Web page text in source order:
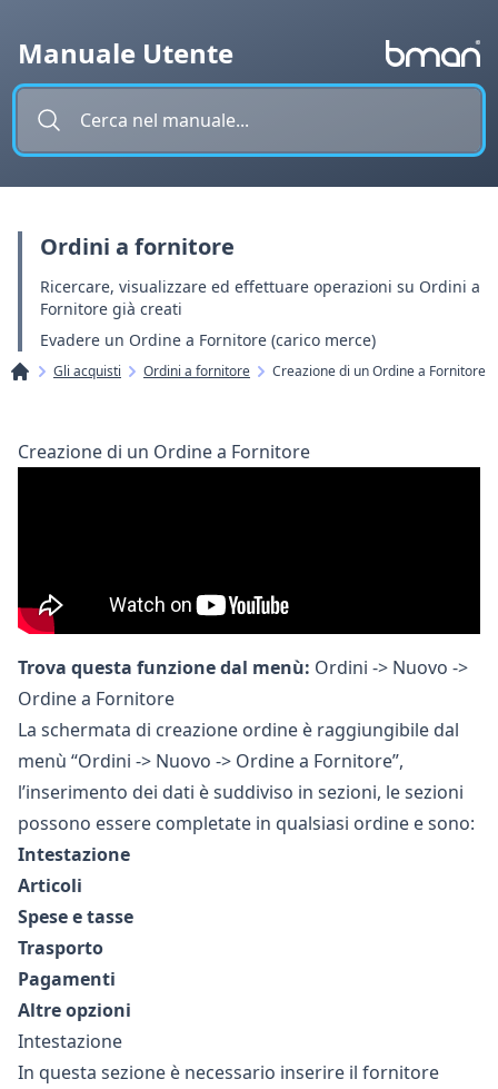
Manuale Utente
Ordini a fornitore
Ricercare, visualizzare ed effettuare operazioni su Ordini a
Fornitore già creati
Evadere un Ordine a Fornitore (carico merce)
Gli acquisti Ordini a fornitore Creazione di un Ordine a Fornitore
Creazione di un Ordine a Fornitore
Trova questa funzione dal menù: Ordini -> Nuovo ->
Ordine a Fornitore
La schermata di creazione ordine è raggiungibile dal
menù “Ordini -> Nuovo -> Ordine a Fornitore”,
l’inserimento dei dati è suddiviso in sezioni, le sezioni
possono essere completate in qualsiasi ordine e sono:
Intestazione
Articoli
Spese e tasse
Trasporto
Pagamenti
Altre opzioni
Intestazione
In questa sezione è necessario inserire il fornitore